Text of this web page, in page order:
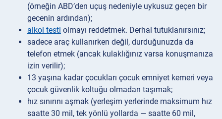
(örneğin ABD’den uçuş nedeniyle uykusuz geçen bir
gecenin ardından);
alkol testi olmayı reddetmek. Derhal tutuklanırsınız;
sadece araç kullanırken değil, durduğunuzda da
telefon etmek (ancak kulaklığınız varsa konuşmanıza
izin verilir);
13 yaşına kadar çocukları çocuk emniyet kemeri veya
çocuk güvenlik koltuğu olmadan taşımak;
hız sınırını aşmak (yerleşim yerlerinde maksimum hız
saatte 30 mil, tek yönlü yollarda — saatte 60 mil,